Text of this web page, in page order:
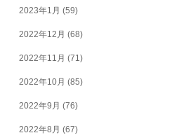
2023年1月 (59)
2022年12月 (68)
2022年11月 (71)
2022年10月 (85)
2022年9月 (76)
2022年8月 (67)